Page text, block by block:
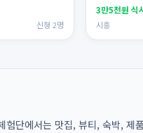
신청 2명
3만5천원 식
시흥
단에서는 맛집, 뷰티, 숙박,